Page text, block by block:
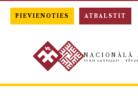
NACIONĀLĀ
VISU LATVIJAI! -
PIEVIENOTIES ATBALSTĪT